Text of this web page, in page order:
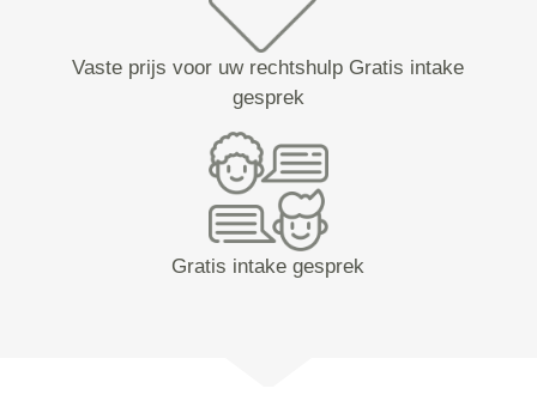
Vaste prijs voor uw rechtshulp Gratis intake
gesprek
Gratis intake gesprek